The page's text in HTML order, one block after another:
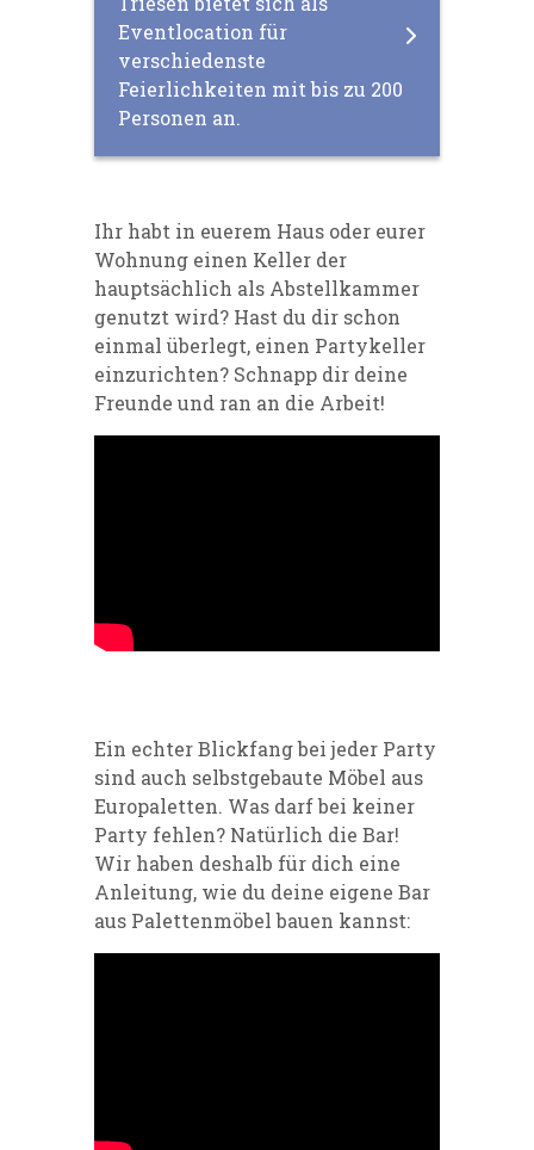
Eventlocation für
verschiedenste
Feierlichkeiten mit bis zu 200
Personen an.
Ihr habt in euerem Haus oder eurer
Wohnung einen Keller der
hauptsächlich als Abstellkammer
genutzt wird? Hast du dir schon
einmal überlegt, einen Partykeller
einzurichten? Schnapp dir deine
Freunde und ran an die Arbeit!
Ein echter Blickfang bei jeder Party
sind auch selbstgebaute Möbel aus
Europaletten. Was darf bei keiner
Party fehlen? Natürlich die Bar!
Wir haben deshalb für dich eine
Anleitung, wie du deine eigene Bar
aus Palettenmöbel bauen kannst: